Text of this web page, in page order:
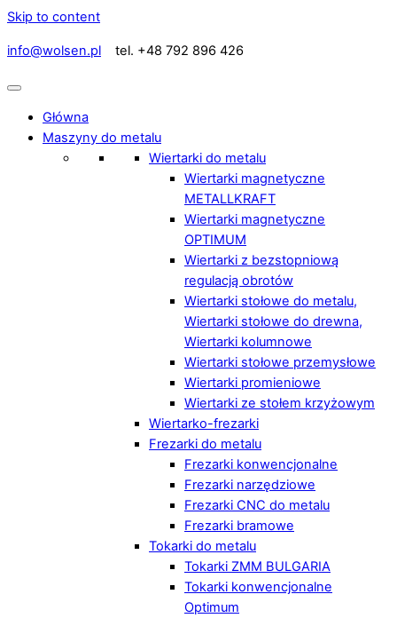
Skip to content
info@wolsen.pl tel. +48 792 896 426
Główna
Maszyny do metalu
Wiertarki do metalu
Wiertarki magnetyczne
METALLKRAFT
Wiertarki magnetyczne
OPTIMUM
Wiertarki z bezstopniową
regulacją obrotów
Wiertarki stołowe do metalu,
Wiertarki stołowe do drewna,
Wiertarki kolumnowe
Wiertarki stołowe przemysłowe
Wiertarki promieniowe
Wiertarki ze stołem krzyżowym
Wiertarko-frezarki
Frezarki do metalu
Frezarki konwencjonalne
Frezarki narzędziowe
Frezarki CNC do metalu
Frezarki bramowe
Tokarki do metalu
Tokarki ZMM BULGARIA
Tokarki konwencjonalne
Optimum